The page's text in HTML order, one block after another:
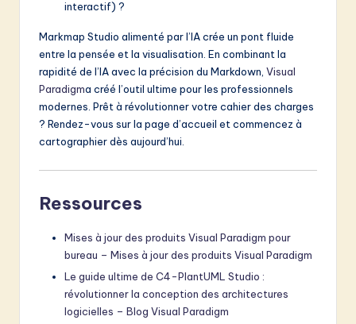
interactif) ?
Markmap Studio alimenté par l’IA crée un pont fluide
entre la pensée et la visualisation. En combinant la
rapidité de l’IA avec la précision du Markdown, Visual
Paradigma créé l’outil ultime pour les professionnels
modernes. Prêt à révolutionner votre cahier des charges
? Rendez-vous sur la page d’accueil et commencez à
cartographier dès aujourd’hui.
Ressources
Mises à jour des produits Visual Paradigm pour
bureau – Mises à jour des produits Visual Paradigm
Le guide ultime de C4-PlantUML Studio :
révolutionner la conception des architectures
logicielles – Blog Visual Paradigm